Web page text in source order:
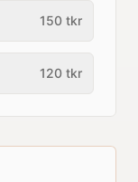
150 tkr
120 tkr